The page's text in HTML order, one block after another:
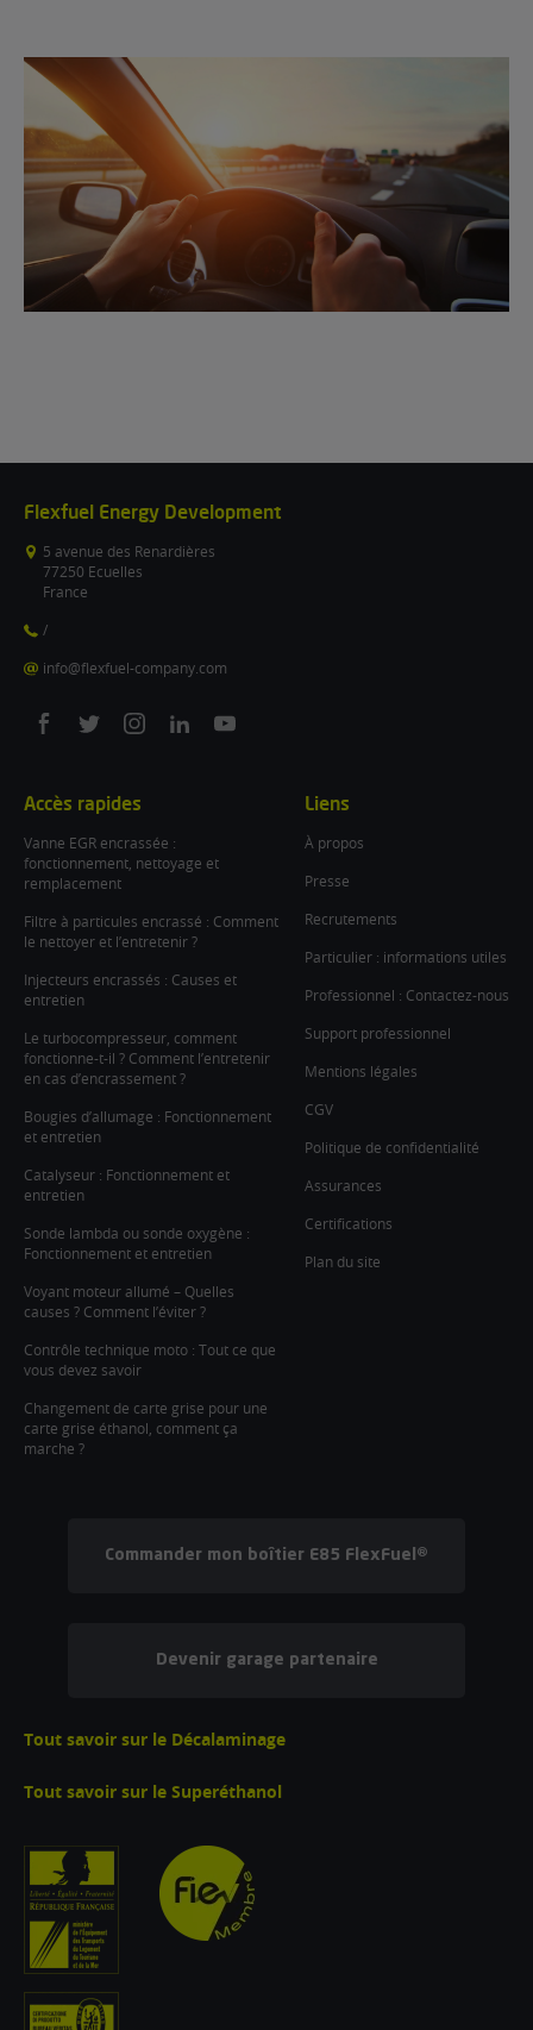
Flexfuel Energy Development
5 avenue des Renardières
77250 Ecuelles
France
/
info@flexfuel-company.com
On
On
On
On
On
Accès rapides
Vanne EGR encrassée :
fonctionnement, nettoyage et
remplacement
Filtre à particules encrassé : Comment
le nettoyer et l’entretenir ?
Injecteurs encrassés : Causes et
entretien
Le turbocompresseur, comment
fonctionne-t-il ? Comment l’entretenir
en cas d’encrassement ?
Bougies d’allumage : Fonctionnement
et entretien
Catalyseur : Fonctionnement et
entretien
Sonde lambda ou sonde oxygène :
Fonctionnement et entretien
Voyant moteur allumé – Quelles
causes ? Comment l’éviter ?
Contrôle technique moto : Tout ce que
vous devez savoir
Changement de carte grise pour une
carte grise éthanol, comment ça
marche ?
Liens
À propos
Presse
Recrutements
Particulier : informations utiles
Professionnel : Contactez-nous
Support professionnel
Mentions légales
CGV
Politique de confidentialité
Assurances
Certifications
Plan du site
Commander mon boîtier E85 FlexFuel®
Devenir garage partenaire
Tout savoir sur le Décalaminage
Tout savoir sur le Superéthanol